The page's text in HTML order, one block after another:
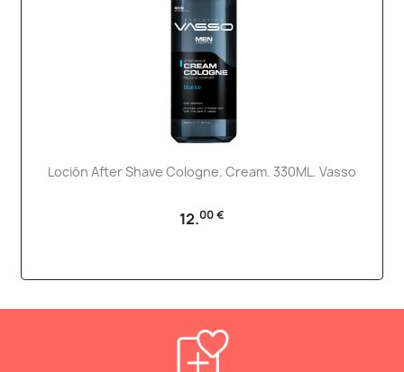
Loción After Shave Cologne. Cream. 330ML. Vasso
12.00 €